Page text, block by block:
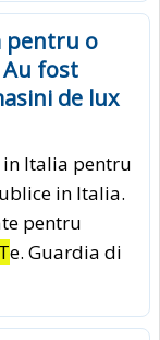
pentru o
fost
de lux
Italia pentru
in Italia.
pentru
e. Guardia di